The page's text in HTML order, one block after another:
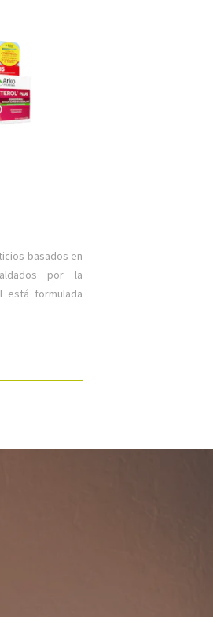
basados en
por la
está formulada